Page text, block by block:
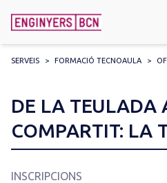
for:
SERVEIS > FORMACIÓ TECNOAULA >
DE LA TEULADA
COMPARTIT: LA
INSCRIPCIONS